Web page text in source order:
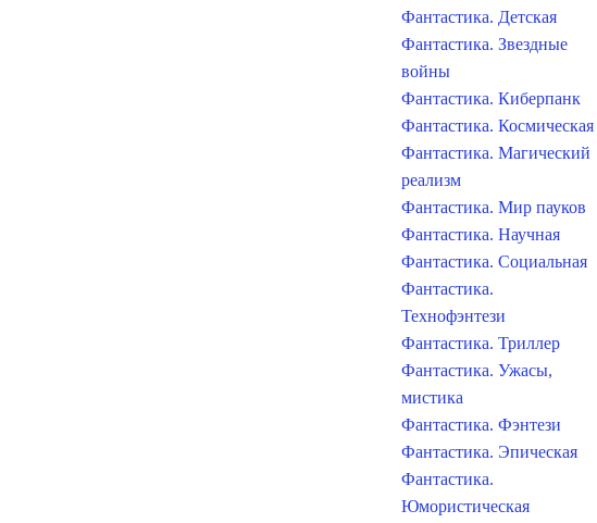
Фантастика. Детская
Фантастика. Звездные
войны
Фантастика. Киберпанк
Фантастика. Космическая
Фантастика. Магический
реализм
Фантастика. Мир пауков
Фантастика. Научная
Фантастика. Социальная
Фантастика.
Технофэнтези
Фантастика. Триллер
Фантастика. Ужасы,
мистика
Фантастика. Фэнтези
Фантастика. Эпическая
Фантастика.
Юмористическая